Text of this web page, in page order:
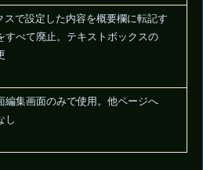
で設定した内容を概要欄に転記す
すべて廃止。テキストボックスの
編集画面のみで使用。他ページへ
し